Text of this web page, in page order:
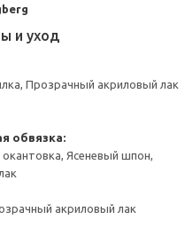
и уход
Прозрачный акриловый лак
обвязка:
Ясеневый шпон,
акриловый лак